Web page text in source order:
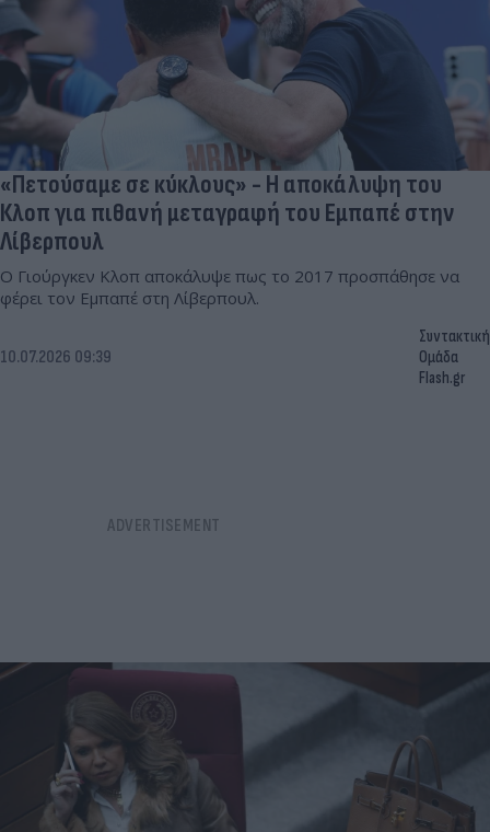
«Πετούσαμε σε κύκλους» - Η αποκάλυψη του
Κλοπ για πιθανή μεταγραφή του Εμπαπέ στην
Λίβερπουλ
Ο Γιούργκεν Κλοπ αποκάλυψε πως το 2017 προσπάθησε να
φέρει τον Εμπαπέ στη Λίβερπουλ.
10.07.2026 09:39
Συντακτική
Ομάδα
Flash.gr